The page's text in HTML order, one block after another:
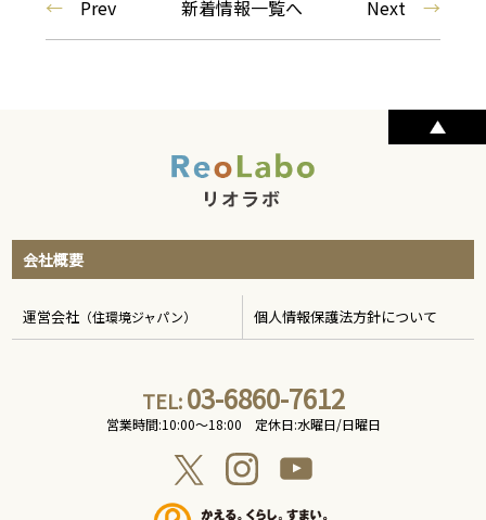
←Prev 新着情報一覧へ Next→
会社概要
運営会社 （住環境ジャパン） 個人情報保護法方針について
TEL:03-6860-7612
営業時間:10:00〜18:00 定休日:水曜日/日曜日